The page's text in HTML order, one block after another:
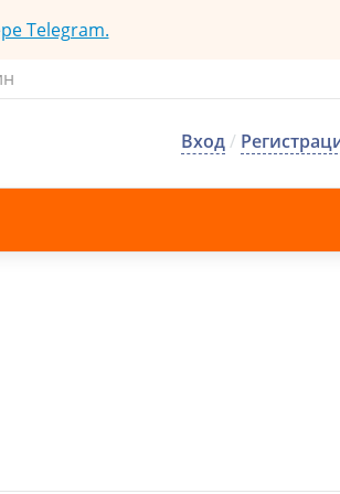
Telegram.
Вход/